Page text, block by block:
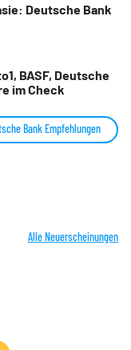
Deutsche Bank
BASF, Deutsche
im Check
Bank Empfehlungen
Alle Neuerscheinungen